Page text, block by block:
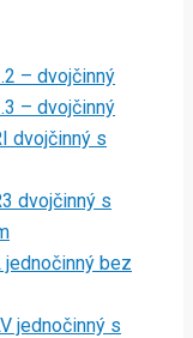
– dvojčinný
– dvojčinný
dvojčinný s
dvojčinný s
bez
jednočinný s